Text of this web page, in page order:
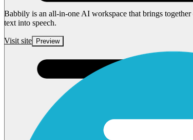
Babbily is an all-in-one AI workspace that brings together
text into speech.
Visit site Preview